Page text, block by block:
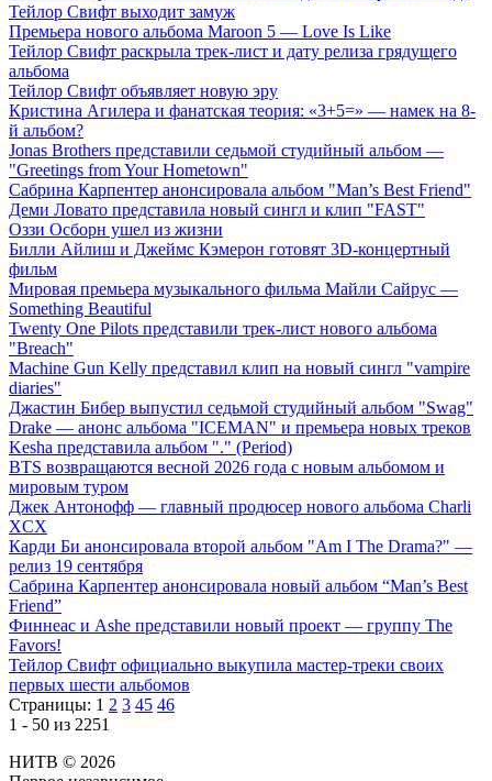
Тейлор Свифт выходит замуж
Премьера нового альбома Maroon 5 — Love Is Like
Тейлор Свифт раскрыла трек-лист и дату релиза грядущего
альбома
Тейлор Свифт объявляет новую эру
Кристина Агилера и фанатская теория: «3+5=» — намек на 8-
й альбом?
Jonas Brothers представили седьмой студийный альбом —
"Greetings from Your Hometown"
Сабрина Карпентер анонсировала альбом "Man’s Best Friend"
Деми Ловато представила новый сингл и клип "FAST"
Оззи Осборн ушел из жизни
Билли Айлиш и Джеймс Кэмерон готовят 3D-концертный
фильм
Мировая премьера музыкального фильма Майли Сайрус —
Something Beautiful
Twenty One Pilots представили трек-лист нового альбома
"Breach"
Machine Gun Kelly представил клип на новый сингл "vampire
diaries"
Джастин Бибер выпустил седьмой студийный альбом "Swag"
Drake — анонс альбома "ICEMAN" и премьера новых треков
Kesha представила альбом "." (Period)
BTS возвращаются весной 2026 года с новым альбомом и
мировым туром
Джек Антонофф — главный продюсер нового альбома Charli
XCX
Карди Би анонсировала второй альбом "Am I The Drama?" —
релиз 19 сентября
Сабрина Карпентер анонсировала новый альбом “Man’s Best
Friend”
Финнеас и Ashe представили новый проект — группу The
Favors!
Тейлор Свифт официально выкупила мастер-треки своих
первых шести альбомов
Страницы: 1 2 3 45 46
1 - 50 из 2251
НИТВ © 2026